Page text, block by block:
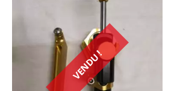
VENDU !